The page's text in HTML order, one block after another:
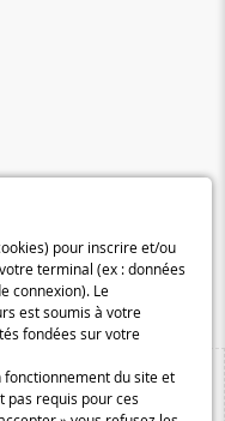
pour inscrire et/ou
terminal (ex : données
connexion). Le
est soumis à votre
fondées sur votre
fonctionnement du site et
pas requis pour ces